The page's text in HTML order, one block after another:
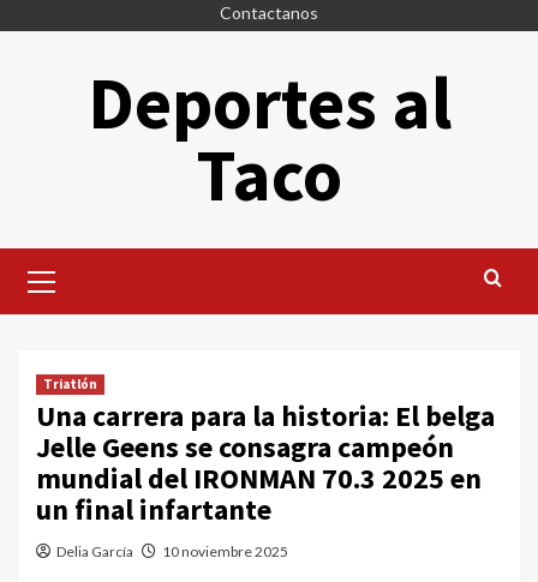
Contactanos
Deportes al
Taco
principal
Triatlón
Una carrera para la historia: El belga
Jelle Geens se consagra campeón
mundial del IRONMAN 70.3 2025 en
un final infartante
Delia García 10 noviembre 2025